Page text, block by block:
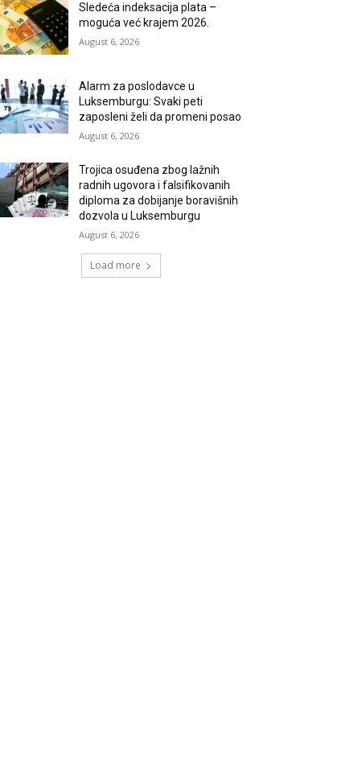
Sledeća indeksacija plata –
moguća već krajem 2026.
August 6, 2026
Alarm za poslodavce u
Luksemburgu: Svaki peti
zaposleni želi da promeni posao
August 6, 2026
Trojica osuđena zbog lažnih
radnih ugovora i falsifikovanih
diploma za dobijanje boravišnih
dozvola u Luksemburgu
August 6, 2026
Load more